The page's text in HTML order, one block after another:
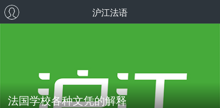
沪江法语
法国学校各种文凭的解释